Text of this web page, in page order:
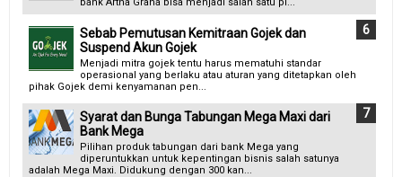
bank Artha Graha bisa menjadi salah satu pi...
Sebab Pemutusan Kemitraan Gojek dan
Suspend Akun Gojek
Menjadi mitra gojek tentu harus mematuhi standar
operasional yang berlaku atau aturan yang ditetapkan oleh
pihak Gojek demi kenyamanan pen...
Syarat dan Bunga Tabungan Mega Maxi dari
Bank Mega
Pilihan produk tabungan dari bank Mega yang
diperuntukkan untuk kepentingan bisnis salah satunya
adalah Mega Maxi. Didukung dengan 300 kan...